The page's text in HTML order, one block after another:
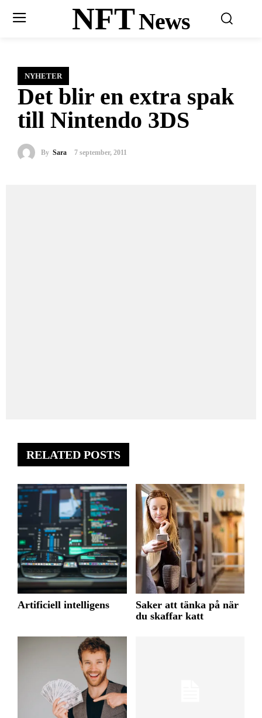
NFTNews
NYHETER
Det blir en extra spak
till Nintendo 3DS
By Sara 7 september, 2011
RELATED POSTS
Artificiell intelligens
Saker att tänka på när
du skaffar katt